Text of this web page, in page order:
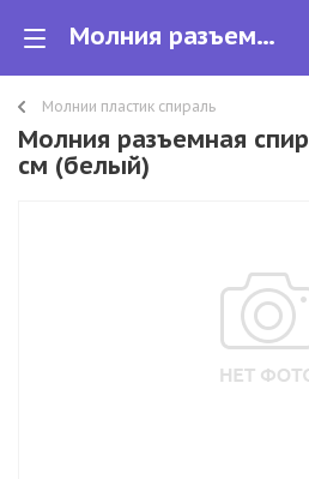
Молния разъемная спиральная 70 см
Молнии пластик спираль
Молния разъемная
см (белый)